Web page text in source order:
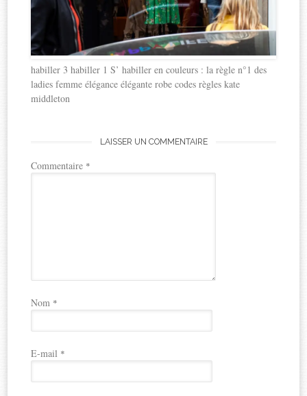
habiller 3 habiller 1 S’ habiller en couleurs : la règle n°1 des
ladies femme élégance élégante robe codes règles kate
middleton
LAISSER UN COMMENTAIRE
Commentaire *
Nom *
E-mail *